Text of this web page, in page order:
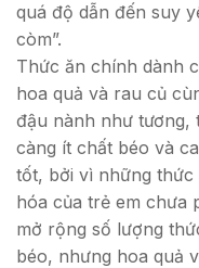
quá độ dẫn đến suy
còm”.
Thức ăn chính dành
hoa quả và rau củ
đậu nành như tương,
càng ít chất béo và
tốt, bởi vì những thức
hóa của trẻ em chưa
mở rộng số lượng
béo, nhưng hoa quả